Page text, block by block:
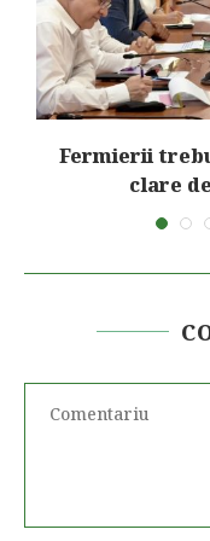
Fermierii
clare